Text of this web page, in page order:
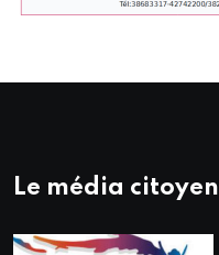
Le média citoyen